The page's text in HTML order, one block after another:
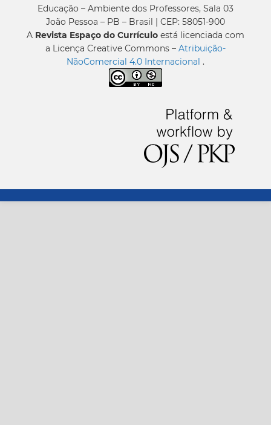
Educação – Ambiente dos Professores, Sala 03
João Pessoa – PB – Brasil | CEP: 58051-900
A Revista Espaço do Currículo está licenciada com
a Licença Creative Commons – Atribuição-
NãoComercial 4.0 Internacional .